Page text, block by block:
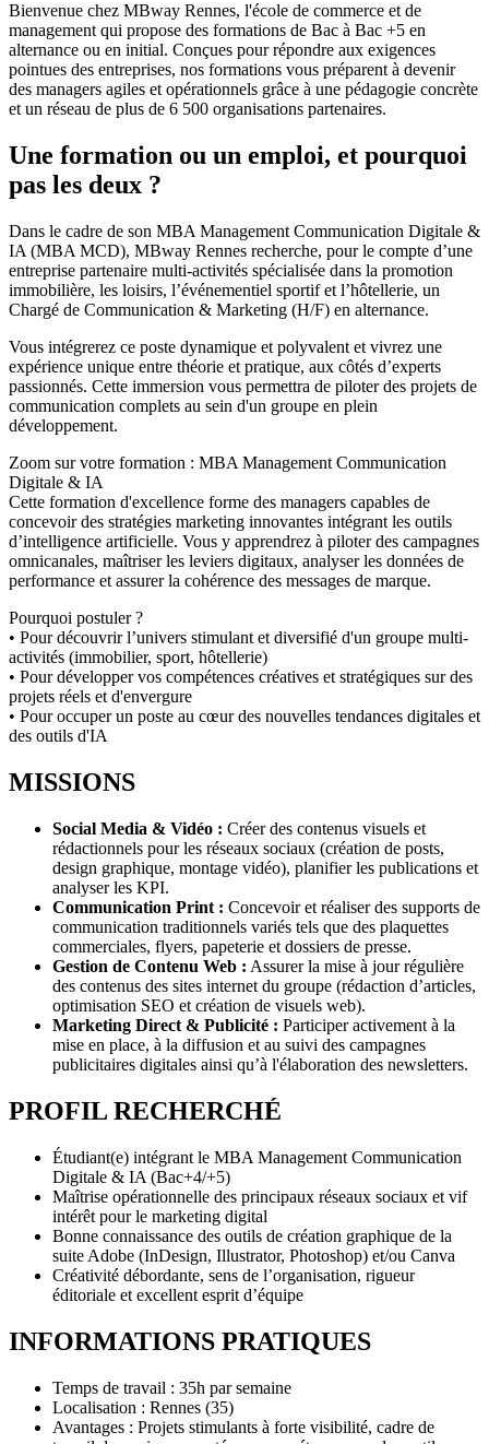
Bienvenue chez MBway Rennes, l'école de commerce et de
management qui propose des formations de Bac à Bac +5 en
alternance ou en initial. Conçues pour répondre aux exigences
pointues des entreprises, nos formations vous préparent à devenir
des managers agiles et opérationnels grâce à une pédagogie concrète
et un réseau de plus de 6 500 organisations partenaires.
Une formation ou un emploi, et pourquoi
pas les deux ?
Dans le cadre de son MBA Management Communication Digitale &
IA (MBA MCD), MBway Rennes recherche, pour le compte d’une
entreprise partenaire multi-activités spécialisée dans la promotion
immobilière, les loisirs, l’événementiel sportif et l’hôtellerie, un
Chargé de Communication & Marketing (H/F) en alternance.
Vous intégrerez ce poste dynamique et polyvalent et vivrez une
expérience unique entre théorie et pratique, aux côtés d’experts
passionnés. Cette immersion vous permettra de piloter des projets de
communication complets au sein d'un groupe en plein
développement.
Zoom sur votre formation : MBA Management Communication
Digitale & IA
Cette formation d'excellence forme des managers capables de
concevoir des stratégies marketing innovantes intégrant les outils
d’intelligence artificielle. Vous y apprendrez à piloter des campagnes
omnicanales, maîtriser les leviers digitaux, analyser les données de
performance et assurer la cohérence des messages de marque.
Pourquoi postuler ?
• Pour découvrir l’univers stimulant et diversifié d'un groupe multi-
activités (immobilier, sport, hôtellerie)
• Pour développer vos compétences créatives et stratégiques sur des
projets réels et d'envergure
• Pour occuper un poste au cœur des nouvelles tendances digitales et
des outils d'IA
MISSIONS
Social Media & Vidéo : Créer des contenus visuels et
rédactionnels pour les réseaux sociaux (création de posts,
design graphique, montage vidéo), planifier les publications et
analyser les KPI.
Communication Print : Concevoir et réaliser des supports de
communication traditionnels variés tels que des plaquettes
commerciales, flyers, papeterie et dossiers de presse.
Gestion de Contenu Web : Assurer la mise à jour régulière
des contenus des sites internet du groupe (rédaction d’articles,
optimisation SEO et création de visuels web).
Marketing Direct & Publicité : Participer activement à la
mise en place, à la diffusion et au suivi des campagnes
publicitaires digitales ainsi qu’à l'élaboration des newsletters.
PROFIL RECHERCHÉ
Étudiant(e) intégrant le MBA Management Communication
Digitale & IA (Bac+4/+5)
Maîtrise opérationnelle des principaux réseaux sociaux et vif
intérêt pour le marketing digital
Bonne connaissance des outils de création graphique de la
suite Adobe (InDesign, Illustrator, Photoshop) et/ou Canva
Créativité débordante, sens de l’organisation, rigueur
éditoriale et excellent esprit d’équipe
INFORMATIONS PRATIQUES
Temps de travail : 35h par semaine
Localisation : Rennes (35)
Avantages : Projets stimulants à forte visibilité, cadre de